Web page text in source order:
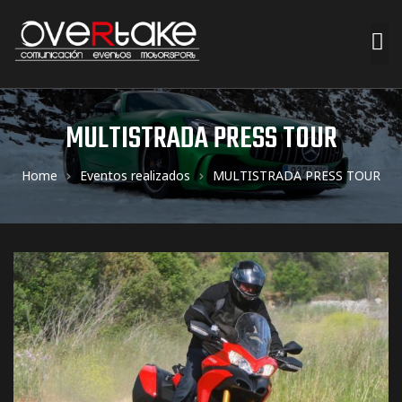
MULTISTRADA PRESS TOUR
Home Eventos realizados MULTISTRADA PRESS TOUR
de